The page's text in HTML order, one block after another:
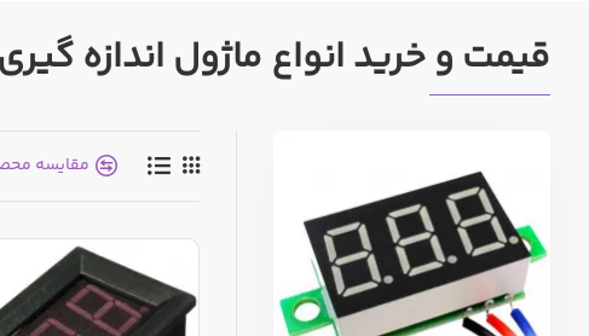
قیمت و خرید انواع ماژول اندازه
مقایسه